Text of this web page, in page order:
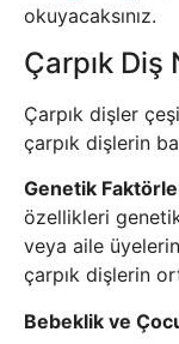
okuyacaksınız.
Çarpık Diş
Çarpık dişler
çarpık dişlerin
Genetik
özellikleri
veya aile
çarpık dişlerin
Bebeklik ve